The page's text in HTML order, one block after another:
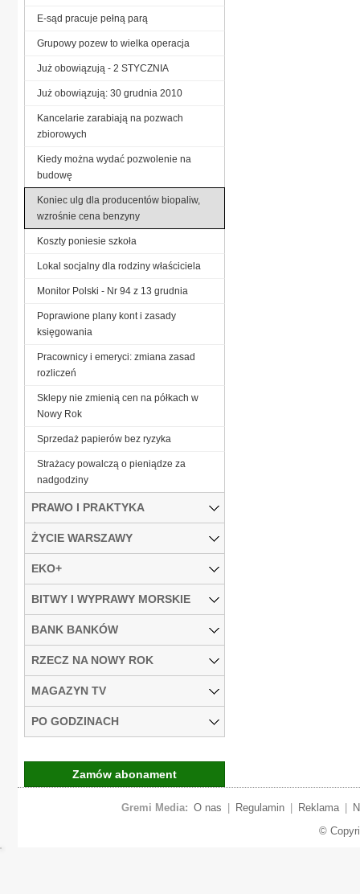
E-sąd pracuje pełną parą
Grupowy pozew to wielka operacja
Już obowiązują - 2 STYCZNIA
Już obowiązują: 30 grudnia 2010
Kancelarie zarabiają na pozwach
zbiorowych
Kiedy można wydać pozwolenie na
budowę
Koniec ulg dla producentów biopaliw,
wzrośnie cena benzyny
Koszty poniesie szkoła
Lokal socjalny dla rodziny właściciela
Monitor Polski - Nr 94 z 13 grudnia
Poprawione plany kont i zasady
księgowania
Pracownicy i emeryci: zmiana zasad
rozliczeń
Sklepy nie zmienią cen na półkach w
Nowy Rok
Sprzedaż papierów bez ryzyka
Strażacy powalczą o pieniądze za
nadgodziny
PRAWO I PRAKTYKA
ŻYCIE WARSZAWY
EKO+
BITWY I WYPRAWY MORSKIE
BANK BANKÓW
RZECZ NA NOWY ROK
MAGAZYN TV
PO GODZINACH
Zamów abonament
Gremi Media: O nas Regulamin Reklama
©